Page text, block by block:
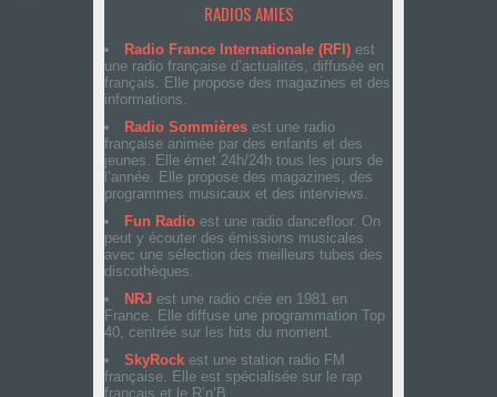
RADIOS AMIES
Radio France Internationale (RFI) est
une radio française d’actualités, diffusée en
français. Elle propose des magazines et des
informations.
Radio Sommières est une radio
française animée par des enfants et des
jeunes. Elle émet 24h/24h tous les jours de
l’année. Elle propose des magazines, des
programmes musicaux et des interviews.
Fun Radio est une radio dancefloor. On
peut y écouter des émissions musicales
avec une sélection des meilleurs tubes des
discothèques.
NRJ est une radio crée en 1981 en
France. Elle diffuse une programmation Top
40, centrée sur les hits du moment.
SkyRock est une station radio FM
française. Elle est spécialisée sur le rap
français et le R’n’B.